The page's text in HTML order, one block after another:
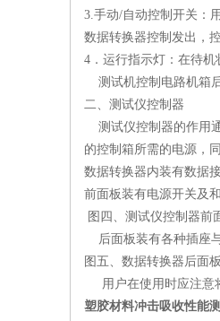
3.手动/自动控制开关：
数据转换器控制发出，
4．运行指示灯：在待
测试机控制电路机箱
二、测试仪控制器
测试仪控制器的作用
的控制箱所需的电源，
数据转换器内装有数据
前面板装有电源开关及
图四、测试仪控制器
后面板装有各种插座
图五、数据转换器后面
用户在使用时应注意
塑胶材料冲击吸收性能